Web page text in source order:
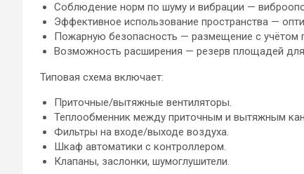
Соблюдение норм по шуму и вибрации —
Эффективное использование пространства —
Пожарную безопасность — размещение с учётом
Возможность расширения — резерв площадей
Типовая схема включает:
Приточные/вытяжные вентиляторы.
Теплообменник между приточным и вытяжным
Фильтры на входе/выходе воздуха.
Шкаф автоматики с контроллером.
Клапаны, заслонки, шумоглушители.